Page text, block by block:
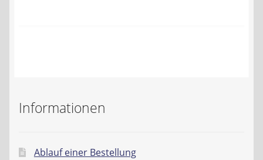
Datenschutzerklärung
Informationen
Ablauf einer Bestellung